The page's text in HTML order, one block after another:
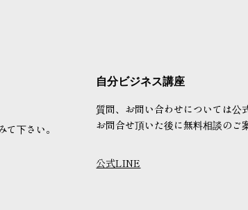
下さい。
自分ビジネス講座
質問、お問い合わせについては公
お問合せ頂いた後に無料相談のご
公式LINE